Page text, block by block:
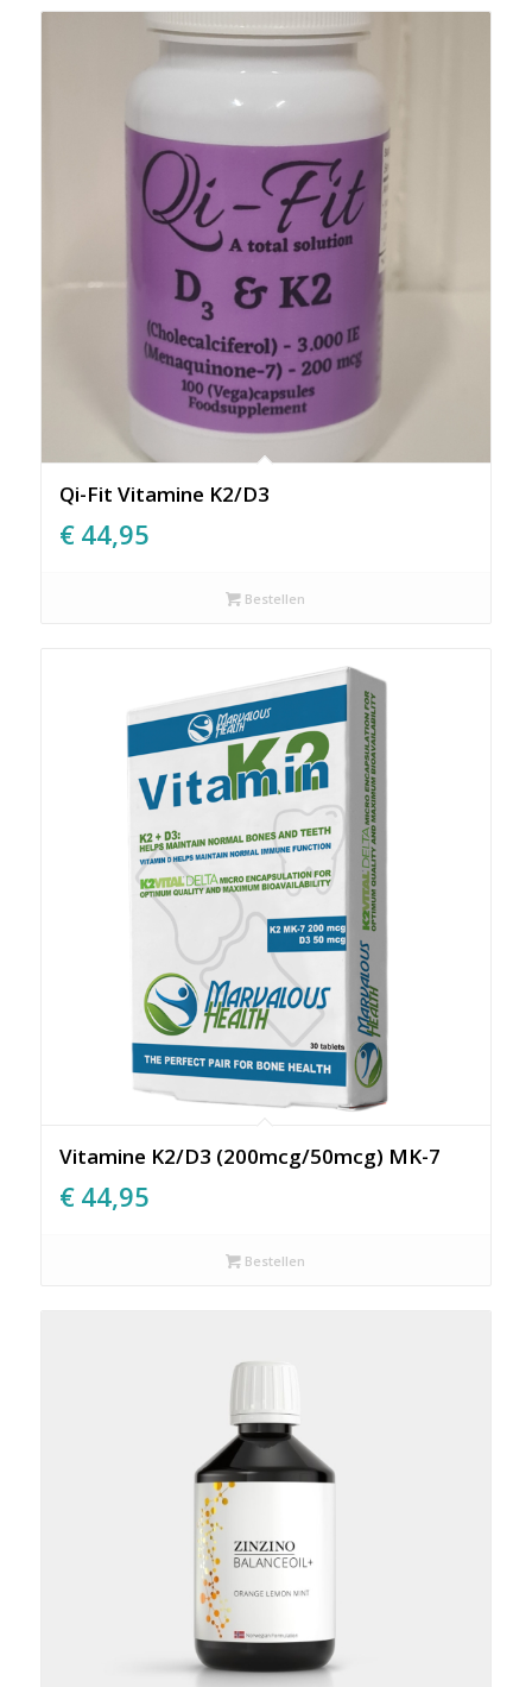
Qi-Fit Vitamine K2/D3
€ 44,95
Bestellen
Vitamine K2/D3 (200mcg/50mcg) MK-7
€ 44,95
Bestellen